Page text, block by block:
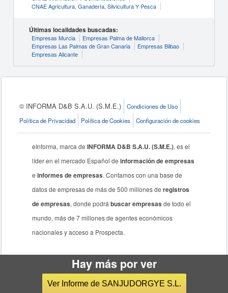
CNAE Agricultura, Ganadería, Silvicultura Y Pesca
Últimas localidades buscadas:
Empresas Murcia
Empresas Palma de Mallorca
Empresas Las Palmas de Gran Canaria
Empresas Bilbao
Empresas Alicante
© INFORMA D&B S.A.U. (S.M.E.)
Condiciones de Uso
Política de Privacidad
Política de Cookies Configuración de cookies
eInforma, marca deINFORMA D&B S.A.U. (S.M.E.), es el
líder en el mercado Español deinformación de empresas
einformes de empresas. Contamos con una base de
datos de empresas de más de 500 millones deregistros
de empresas, donde podrábuscar empresas de todo el
mundo, más de 7 millones de agentes económicos
nacionales y acceso a Prospecta.
Hay más por ver
Ver Informe de SANJUDORGYE S.L.